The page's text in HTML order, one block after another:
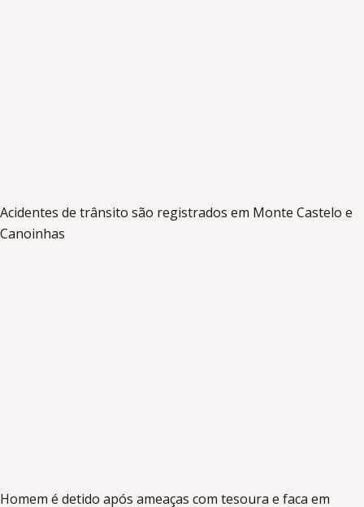
Acidentes de trânsito são registrados em Monte Castelo e
Canoinhas
Homem é detido após ameaças com tesoura e faca em